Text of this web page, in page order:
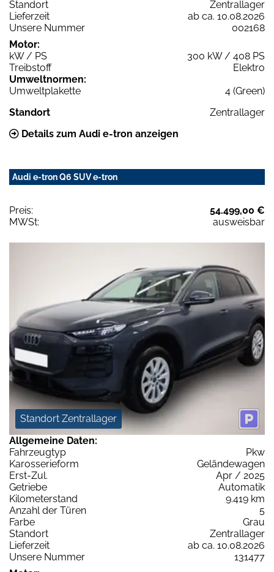
Standort
Zentrallager
Lieferzeit
ab ca. 10.08.2026
Unsere Nummer
002168
Motor:
kW / PS
300 kW / 408 PS
Treibstoff
Elektro
Umweltnormen:
Umweltplakette
4 (Green)
Standort
Zentrallager
Details zum Audi e-tron anzeigen
Audi e-tron Q6 SUV e-tron
Preis:
54.499,00 €
MWSt:
ausweisbar
Standort Zentrallager
Allgemeine Daten:
Fahrzeugtyp
Pkw
Karosserieform
Geländewagen
Erst-Zul.
Apr / 2025
Getriebe
Automatik
Kilometerstand
9.419 km
Anzahl der Türen
5
Farbe
Grau
Standort
Zentrallager
Lieferzeit
ab ca. 10.08.2026
Unsere Nummer
131477